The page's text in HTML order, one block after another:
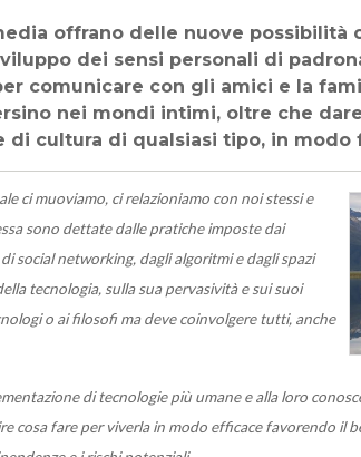
dei sensi personali di
comunicare con gli amici e la
nei mondi intimi, oltre che
cultura di qualsiasi tipo, in modo
ci muoviamo, ci relazioniamo con noi stessi e
sono dettate dalle pratiche imposte dai
social networking, dagli algoritmi e dagli spazi
tecnologia, sulla sua pervasività e sui suoi
o ai filosofi ma deve coinvolgere tutti, anche
di tecnologie più umane e alla loro
cosa fare per viverla in modo efficace favorendo il